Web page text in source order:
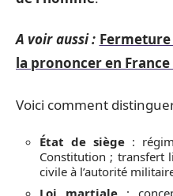
A voir aussi :
la prononcer en France
Voici comment
État de siège :
Constitution ; transfert
civile à l’autorité
Loi martiale :